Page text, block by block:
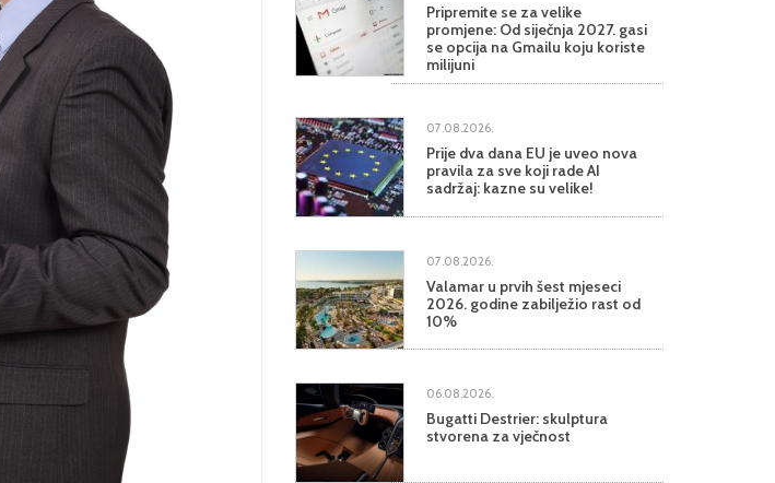
Pripremite se za velike
promjene: Od siječnja 2027. gasi
se opcija na Gmailu koju koriste
milijuni
07.08.2026.
Prije dva dana EU je uveo nova
pravila za sve koji rade AI
sadržaj: kazne su velike!
07.08.2026.
Valamar u prvih šest mjeseci
2026. godine zabilježio rast od
10%
06.08.2026.
Bugatti Destrier: skulptura
stvorena za vječnost